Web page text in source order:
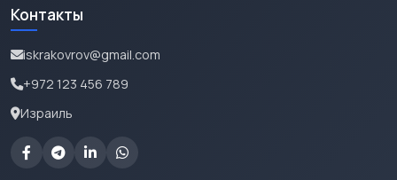
Контакты
iskrakovrov@gmail.com
+972 123 456 789
Израиль